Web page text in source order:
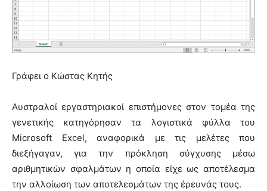
Γράφει ο Κώστας Κητής
Αυστραλοί εργαστηριακοί επιστήμονες στον τομέα της
γενετικής κατηγόρησαν τα λογιστικά φύλλα του
Microsoft Excel, αναφορικά με τις μελέτες που
διεξήγαγαν, για την πρόκληση σύγχυσης μέσω
αριθμητικών σφαλμάτων η οποία είχε ως αποτέλεσμα
την αλλοίωση των αποτελεσμάτων της έρευνάς τους.